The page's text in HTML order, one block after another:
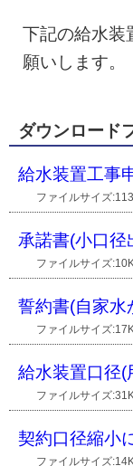
下記の給水装
願いします。
ダウンロード
給水装置工事
ファイルサイズ
承諾書(小口径
ファイルサイズ
誓約書(自家水
ファイルサイズ
給水装置口径(
ファイルサイズ
契約口径縮小
ファイルサイズ